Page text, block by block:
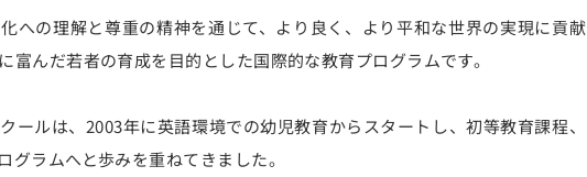
への理解と尊重の精神を通じて、より良く、より平和な世界の実現に貢献
富んだ若者の育成を目的とした国際的な教育プログラムです。
ールは、2003年に英語環境での幼児教育からスタートし、初等教育課程、
グラムへと歩みを重ねてきました。